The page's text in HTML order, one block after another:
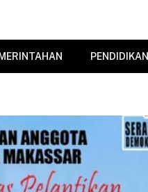
PENDIDIKAN